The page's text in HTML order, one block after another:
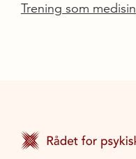
Trening som medisin